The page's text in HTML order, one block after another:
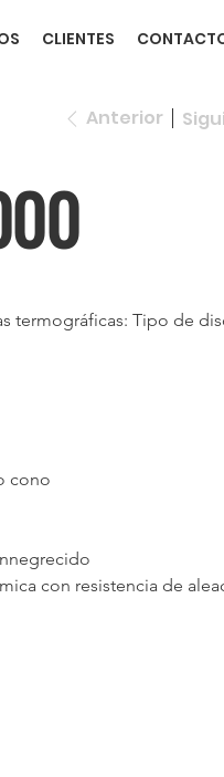
CLIENTES
Anterior
termográficas: Tipo de
cono
con resistencia de